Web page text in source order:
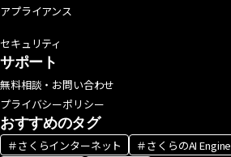
アプライアンス
セキュリティ
サポート
無料相談・お問い合わせ
プライバシーポリシー
おすすめのタグ
＃さくらインターネット
＃さくらのAI Engine